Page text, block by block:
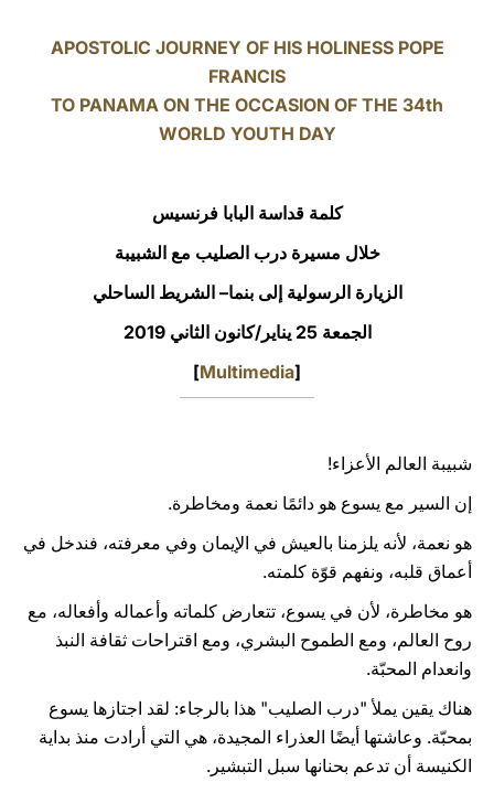
APOSTOLIC JOURNEY OF HIS HOLINESS POPE
FRANCIS
TO PANAMA ON THE OCCASION OF THE 34th
WORLD YOUTH DAY
كلمة قداسة البابا فرنسيس
خلال مسيرة درب الصليب مع الشبيبة
الزيارة الرسولية إلى بنما– الشريط الساحلي
الجمعة 25 يناير/كانون الثاني 2019
[
Multimedia
]
شبيبة العالم الأعزاء!
إن السير مع يسوع هو دائمًا نعمة ومخاطرة.
هو نعمة، لأنه يلزمنا بالعيش في الإيمان وفي معرفته، فندخل في
أعماق قلبه، ونفهم قوّة كلمته.
هو مخاطرة، لأن في يسوع، تتعارض كلماته وأعماله وأفعاله، مع
روح العالم، ومع الطموح البشري، ومع اقتراحات ثقافة النبذ
وانعدام المحبّة.
هناك يقين يملأ "درب الصليب" هذا بالرجاء: لقد اجتازها يسوع
بمحبّة. وعاشتها أيضًا العذراء المجيدة، هي التي أرادت منذ بداية
الكنيسة أن تدعم بحنانها سبل التبشير.